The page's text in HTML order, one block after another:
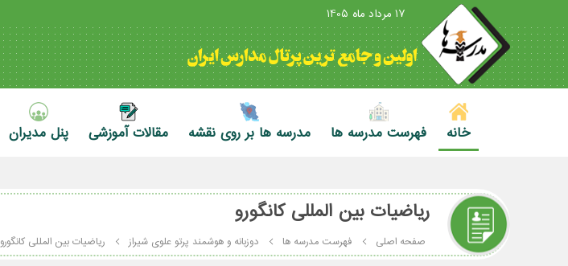
17 مرداد ماه 1405
خانه فهرست مدرسه ها مدرسه ها بر روی نقشه مقالات آموزشی پنل مدیران
ریاضیات بین المللی کانگورو
صفحه اصلی فهرست مدرسه ها دوزبانه و هوشمند پرتو علوی شیراز ریاضیات بین المللی کانگورو